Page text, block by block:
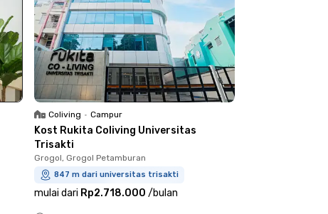
Coliving • Campur
Kost Rukita Coliving Universitas
Trisakti
Grogol, Grogol Petamburan
847 m dari universitas trisakti
mulai dari Rp2.718.000 /bulan